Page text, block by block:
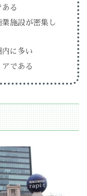
る
施設が密集し
に多い
である